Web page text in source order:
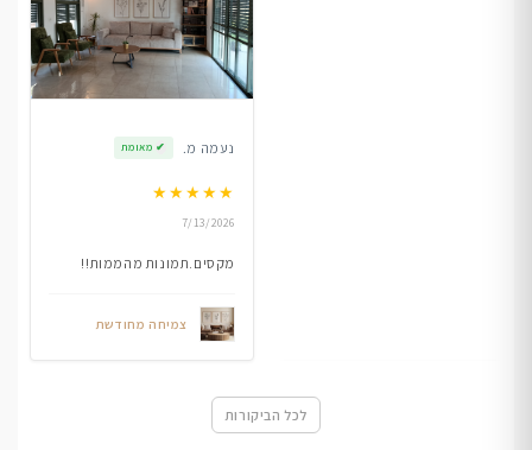
נעמה מ. ✔ מאומת
★★★★★
7/13/2026
מקסים.תמונות מהממות!!
צמיחה מחודשת
לכל הביקורות